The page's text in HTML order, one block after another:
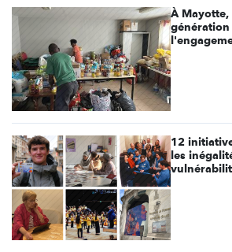
À Mayotte,
12
les